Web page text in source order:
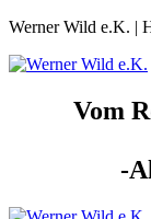
Zum
springen
Werner Wild e.K. |
Vom
-